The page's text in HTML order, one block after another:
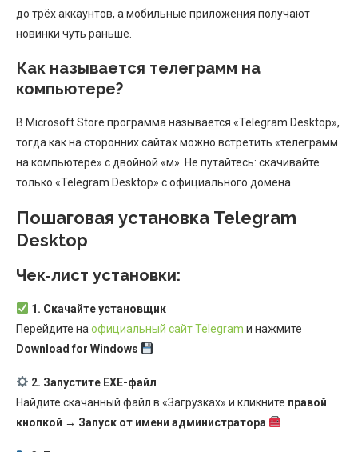
до трёх аккаунтов, а мобильные приложения получают
новинки чуть раньше.
Как называется телеграмм на
компьютере?
В Microsoft Store программа называется «Telegram Desktop»,
тогда как на сторонних сайтах можно встретить «телеграмм
на компьютере» с двойной «м». Не путайтесь: скачивайте
только «Telegram Desktop» с официального домена.
Пошаговая установка Telegram
Desktop
Чек‑лист установки:
1. Скачайте установщик
Перейдите на официальный сайт Telegram и нажмите
Download for Windows
2. Запустите EXE-файл
Найдите скачанный файл в «Загрузках» и кликните правой
кнопкой → Запуск от имени администратора